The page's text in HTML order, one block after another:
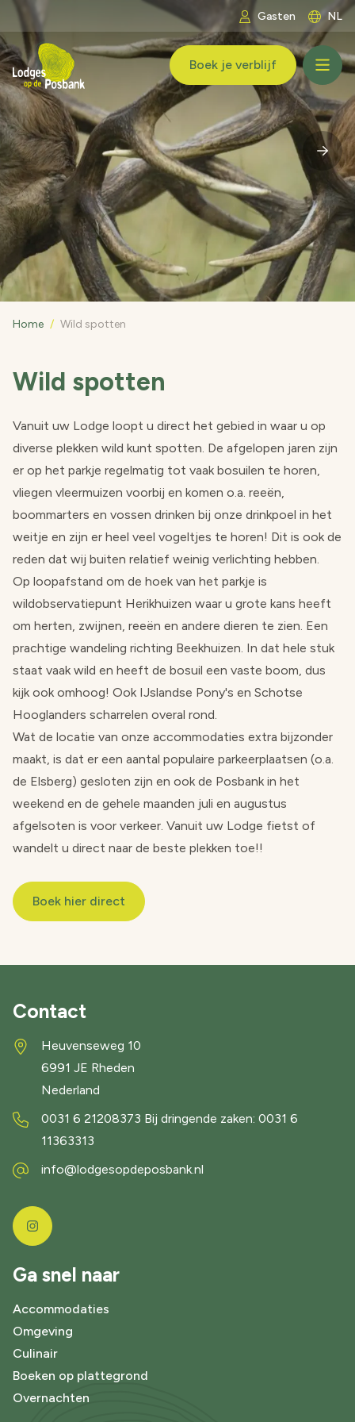
Ga naar inhoud Gasten NL
LogoLodges op de Posbank
Boek je verblijf
Home / Wild spotten
Wild spotten
Vanuit uw Lodge loopt u direct het gebied in waar u op
diverse plekken wild kunt spotten. De afgelopen jaren zijn
er op het parkje regelmatig tot vaak bosuilen te horen,
vliegen vleermuizen voorbij en komen o.a. reeën,
boommarters en vossen drinken bij onze drinkpoel in het
weitje en zijn er heel veel vogeltjes te horen! Dit is ook de
reden dat wij buiten relatief weinig verlichting hebben.
Op loopafstand om de hoek van het parkje is
wildobservatiepunt Herikhuizen waar u grote kans heeft
om herten, zwijnen, reeën en andere dieren te zien. Een
prachtige wandeling richting Beekhuizen. In dat hele stuk
staat vaak wild en heeft de bosuil een vaste boom, dus
kijk ook omhoog! Ook IJslandse Pony's en Schotse
Hooglanders scharrelen overal rond.
Wat de locatie van onze accommodaties extra bijzonder
maakt, is dat er een aantal populaire parkeerplaatsen (o.a.
de Elsberg) gesloten zijn en ook de Posbank in het
weekend en de gehele maanden juli en augustus
afgelsoten is voor verkeer. Vanuit uw Lodge fietst of
wandelt u direct naar de beste plekken toe!!
Boek hier direct
Contact
Heuvenseweg 10
6991 JE Rheden
Nederland
0031 6 21208373 Bij dringende zaken: 0031 6
11363313
info@lodgesopdeposbank.nl
Ga snel naar
Accommodaties
Omgeving
Culinair
Boeken op plattegrond
Overnachten